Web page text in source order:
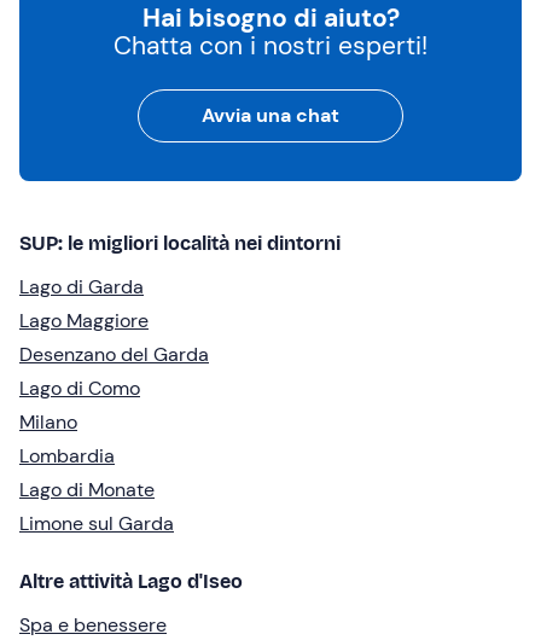
Hai bisogno di aiuto?
Chatta con i nostri esperti!
Avvia una chat
SUP: le migliori località nei dintorni
Lago di Garda
Lago Maggiore
Desenzano del Garda
Lago di Como
Milano
Lombardia
Lago di Monate
Limone sul Garda
Altre attività Lago d'Iseo
Spa e benessere